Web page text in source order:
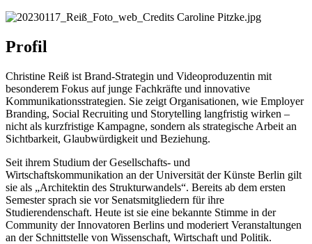
Profil
Christine Reiß ist Brand-Strategin und Videoproduzentin mit
besonderem Fokus auf junge Fachkräfte und innovative
Kommunikationsstrategien. Sie zeigt Organisationen, wie Employer
Branding, Social Recruiting und Storytelling langfristig wirken –
nicht als kurzfristige Kampagne, sondern als strategische Arbeit an
Sichtbarkeit, Glaubwürdigkeit und Beziehung.
Seit ihrem Studium der Gesellschafts- und
Wirtschaftskommunikation an der Universität der Künste Berlin gilt
sie als „Architektin des Strukturwandels“. Bereits ab dem ersten
Semester sprach sie vor Senatsmitgliedern für ihre
Studierendenschaft. Heute ist sie eine bekannte Stimme in der
Community der Innovatoren Berlins und moderiert Veranstaltungen
an der Schnittstelle von Wissenschaft, Wirtschaft und Politik.